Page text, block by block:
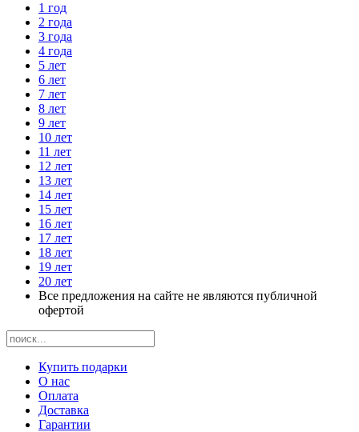
1 год
2 года
3 года
4 года
5 лет
6 лет
7 лет
8 лет
9 лет
10 лет
11 лет
12 лет
13 лет
14 лет
15 лет
16 лет
17 лет
18 лет
19 лет
20 лет
Все предложения на сайте не являются публичной
офертой
Купить подарки
О нас
Оплата
Доставка
Гарантии